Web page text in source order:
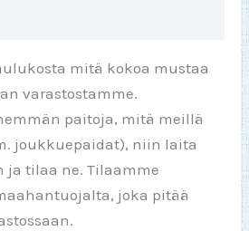
mitä kokoa mustaa
varastostamme.
paitoja, mitä meillä
joukkuepaidat), niin laita
ja tilaa ne. Tilaamme
joka pitää